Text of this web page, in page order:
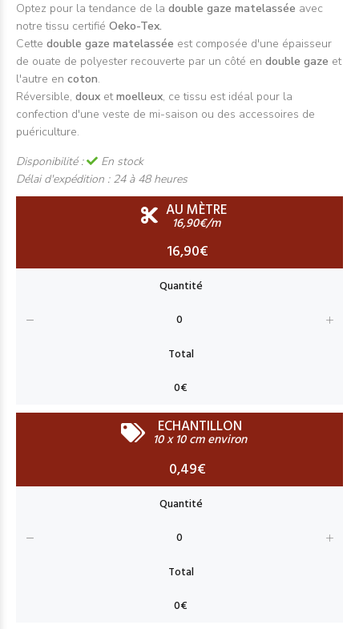
Optez pour la tendance de la double gaze matelassée avec
notre tissu certifié Oeko-Tex.
Cette double gaze matelassée est composée d'une épaisseur
de ouate de polyester recouverte par un côté en double gaze et
l'autre en coton.
Réversible, doux etmoelleux, ce tissu est idéal pour la
confection d'une veste de mi-saison ou des accessoires de
puériculture.
Disponibilité :
En stock
Délai d'expédition : 24 à 48 heures
AU MÈTRE
16,90€/m
16,90€
ECHANTILLON
10 x 10 cm environ
0,49€